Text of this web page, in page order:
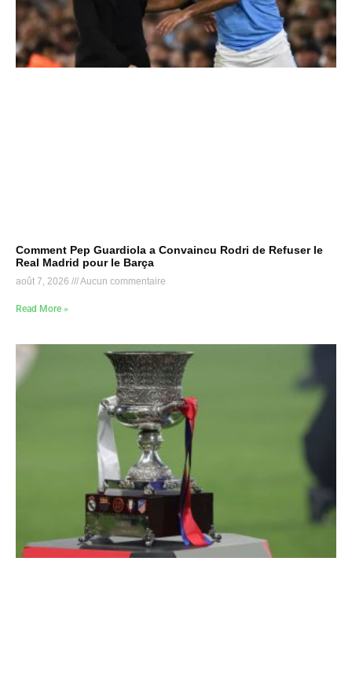
Comment Pep Guardiola a Convaincu Rodri de Refuser le
Real Madrid pour le Barça
août 7, 2026 Aucun commentaire
Read More »